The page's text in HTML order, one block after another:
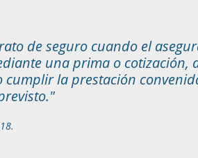
de seguro cuando el
una prima o cotización,
cumplir la prestación